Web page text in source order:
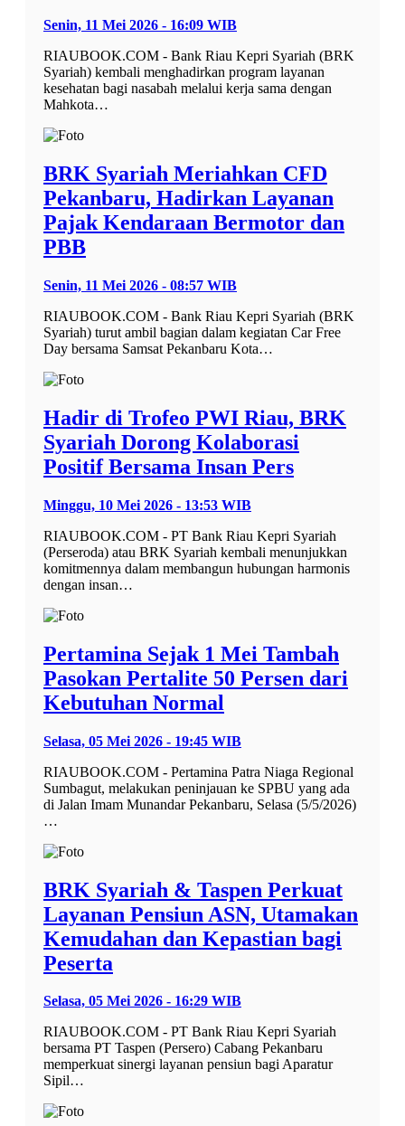
Senin, 11 Mei 2026 - 16:09 WIB
RIAUBOOK.COM - Bank Riau Kepri Syariah (BRK
Syariah) kembali menghadirkan program layanan
kesehatan bagi nasabah melalui kerja sama dengan
Mahkota…
BRK Syariah Meriahkan CFD
Pekanbaru, Hadirkan Layanan
Pajak Kendaraan Bermotor dan
PBB
Senin, 11 Mei 2026 - 08:57 WIB
RIAUBOOK.COM - Bank Riau Kepri Syariah (BRK
Syariah) turut ambil bagian dalam kegiatan Car Free
Day bersama Samsat Pekanbaru Kota…
Hadir di Trofeo PWI Riau, BRK
Syariah Dorong Kolaborasi
Positif Bersama Insan Pers
Minggu, 10 Mei 2026 - 13:53 WIB
RIAUBOOK.COM - PT Bank Riau Kepri Syariah
(Perseroda) atau BRK Syariah kembali menunjukkan
komitmennya dalam membangun hubungan harmonis
dengan insan…
Pertamina Sejak 1 Mei Tambah
Pasokan Pertalite 50 Persen dari
Kebutuhan Normal
Selasa, 05 Mei 2026 - 19:45 WIB
RIAUBOOK.COM - Pertamina Patra Niaga Regional
Sumbagut, melakukan peninjauan ke SPBU yang ada
di Jalan Imam Munandar Pekanbaru, Selasa (5/5/2026)
…
BRK Syariah & Taspen Perkuat
Layanan Pensiun ASN, Utamakan
Kemudahan dan Kepastian bagi
Peserta
Selasa, 05 Mei 2026 - 16:29 WIB
RIAUBOOK.COM - PT Bank Riau Kepri Syariah
bersama PT Taspen (Persero) Cabang Pekanbaru
memperkuat sinergi layanan pensiun bagi Aparatur
Sipil…